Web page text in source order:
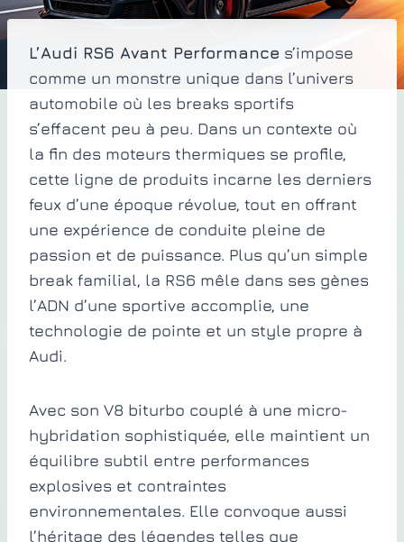
L’Audi RS6 Avant Performance s’impose
comme un monstre unique dans l’univers
automobile où les breaks sportifs
s’effacent peu à peu. Dans un contexte où
la fin des moteurs thermiques se profile,
cette ligne de produits incarne les derniers
feux d’une époque révolue, tout en offrant
une expérience de conduite pleine de
passion et de puissance. Plus qu’un simple
break familial, la RS6 mêle dans ses gènes
l’ADN d’une sportive accomplie, une
technologie de pointe et un style propre à
Audi.
Avec son V8 biturbo couplé à une micro-
hybridation sophistiquée, elle maintient un
équilibre subtil entre performances
explosives et contraintes
environnementales. Elle convoque aussi
l’héritage des légendes telles que